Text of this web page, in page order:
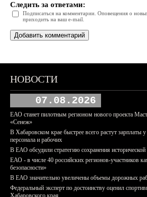
Следить за ответами:
Подписаться на комментарии. Оповещения о
приходить на ваш e-mail.
НОВОСТИ
07.08.2026
ЕАО станет пилотным регионом нового проекта
«Сенеж»
В Хабаровском крае быстрее всего растут зарплаты
персонала и рабочих
В ЕАО обсудили стратегию сохранения
ЕАО - в числе 40 российских регионов-участников
безопасности»
В ЕАО значительно увеличены объемы дорожных
Федеральный эксперт по достоинству оценил
Хабаровского края